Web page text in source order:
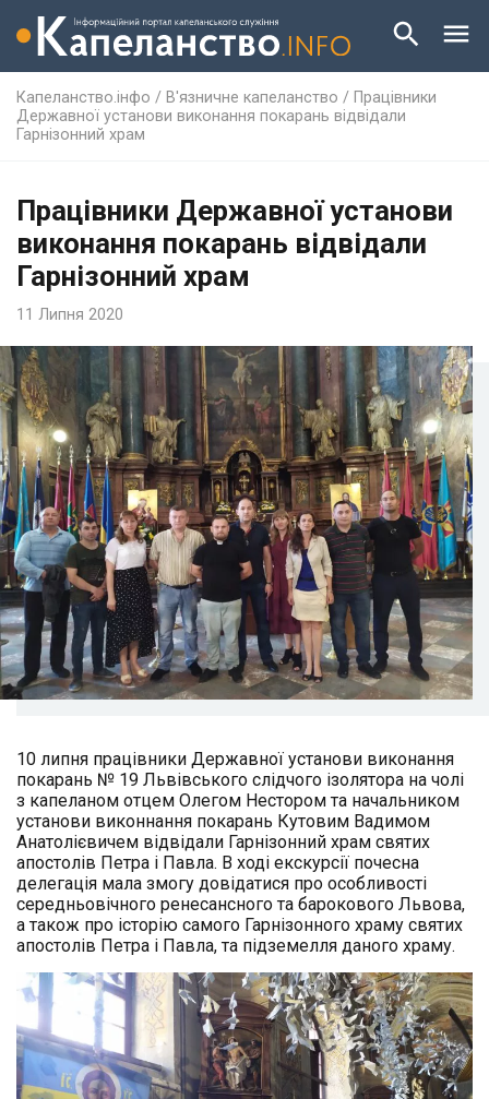
Капеланство.інфо / В'язничне капеланство / Працівники
Державної установи виконання покарань відвідали
Гарнізонний храм
Працівники Державної установи
виконання покарань відвідали
Гарнізонний храм
11 Липня 2020
10 липня працівники Державної установи виконання
покарань № 19 Львівського слідчого ізолятора на чолі
з капеланом отцем Олегом Нестором та начальником
установи виконнання покарань Кутовим Вадимом
Анатолієвичем відвідали Гарнізонний храм святих
апостолів Петра і Павла. В ході екскурсії почесна
делегація мала змогу довідатися про особливості
середньовічного ренесансного та барокового Львова,
а також про історію самого Гарнізонного храму святих
апостолів Петра і Павла, та підземелля даного храму.